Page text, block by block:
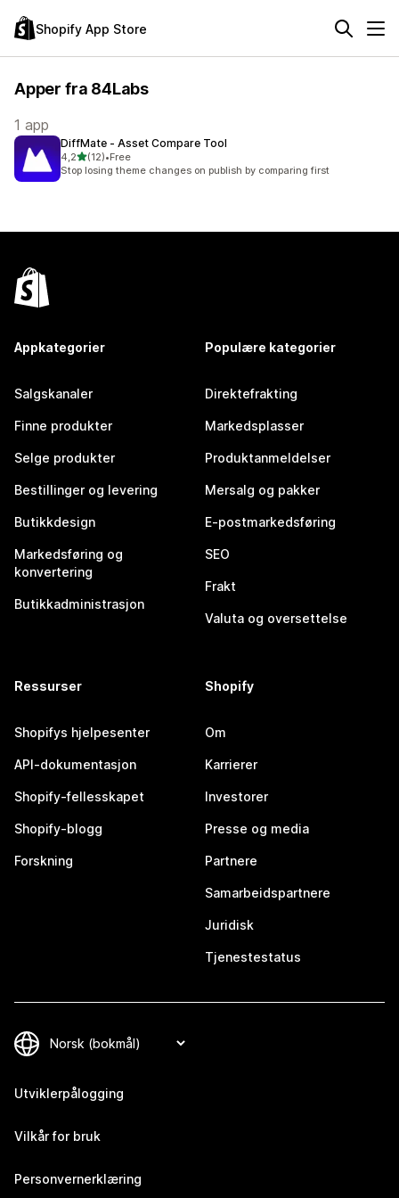
Shopify App Store
Apper fra 84Labs
1 app
DiffMate ‑ Asset Compare Tool
4,2av 5 stjerner
(12)
Totalt 12 omtaler
•Free
Stop losing theme changes on publish by comparing first
Appkategorier
Salgskanaler
Finne produkter
Selge produkter
Bestillinger og levering
Butikkdesign
Markedsføring og
konvertering
Butikkadministrasjon
Populære kategorier
Direktefrakting
Markedsplasser
Produktanmeldelser
Mersalg og pakker
E-postmarkedsføring
SEO
Frakt
Valuta og oversettelse
Ressurser
Shopifys hjelpesenter
API-dokumentasjon
Shopify-fellesskapet
Shopify-blogg
Forskning
Shopify
Om
Karrierer
Investorer
Presse og media
Partnere
Samarbeidspartnere
Juridisk
Tjenestestatus
Utviklerpålogging
Vilkår for bruk
Personvernerklæring